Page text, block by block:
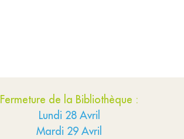
Fermeture de la Bibliothèque :
Lundi 28 Avril
Mardi 29 Avril